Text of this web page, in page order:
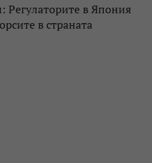
Регулаторите в Япония
в страната